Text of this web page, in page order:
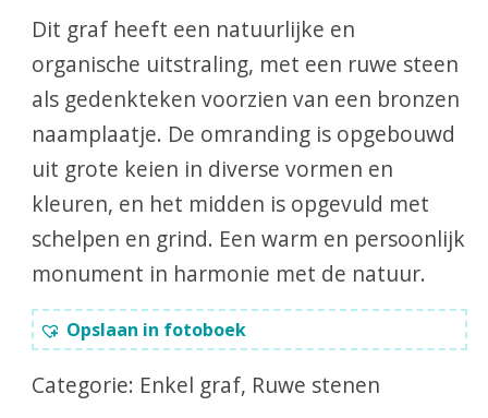
Dit graf heeft een natuurlijke en
organische uitstraling, met een ruwe steen
als gedenkteken voorzien van een bronzen
naamplaatje. De omranding is opgebouwd
uit grote keien in diverse vormen en
kleuren, en het midden is opgevuld met
schelpen en grind. Een warm en persoonlijk
monument in harmonie met de natuur.
Opslaan in fotoboek
Categorie: Enkel graf, Ruwe stenen